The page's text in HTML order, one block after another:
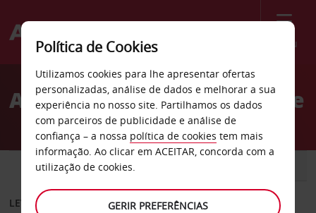
Menu
Welcome
AvisAluguer de carros Hendaye
CARRO
LEVANTAR EM
Política de Cookies
Utilizamos cookies para lhe apresentar ofertas
personalizadas, análise de dados e melhorar a sua
experiência no nosso site. Partilhamos os dados
com parceiros de publicidade e análise de
confiança – a nossa política de cookies tem mais
informação. Ao clicar em ACEITAR, concorda com a
utilização de cookies.
GERIR PREFERÊNCIAS